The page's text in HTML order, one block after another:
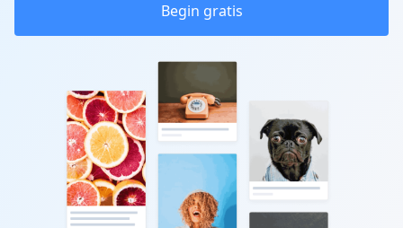
Begin gratis